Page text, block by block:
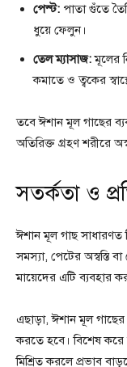
পেস্ট: পাতা গুঁতে
ধুয়ে ফেলুন।
তেল ম্যাসাজ:মূলের
কমাতে ও ত্বকের
তবে ঈশান মূল গাছের
অতিরিক্ত গ্রহণ শরীরে
সতর্কতা ও
ঈশান মূল গাছ সাধারণত
সমস্যা, পেটের অস্বস্তি
মায়েদের এটি ব্যবহার
এছাড়া, ঈশান মূল
করতে হবে। বিশেষ করে
মিশ্রিত করলে প্রভাব